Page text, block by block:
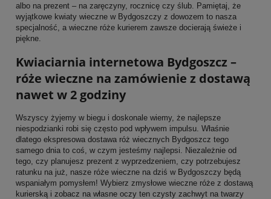
albo na prezent – na zaręczyny, rocznicę czy ślub. Pamiętaj, że
wyjątkowe kwiaty wieczne w Bydgoszczy z dowozem to nasza
specjalność, a wieczne róże kurierem zawsze docierają świeże i
piękne.
Kwiaciarnia internetowa Bydgoszcz –
róże wieczne na zamówienie z dostawą
nawet w 2 godziny
Wszyscy żyjemy w biegu i doskonale wiemy, że najlepsze
niespodzianki robi się często pod wpływem impulsu. Właśnie
dlatego ekspresowa dostawa róż wiecznych Bydgoszcz tego
samego dnia to coś, w czym jesteśmy najlepsi. Niezależnie od
tego, czy planujesz prezent z wyprzedzeniem, czy potrzebujesz
ratunku na już, nasze róże wieczne na dziś w Bydgoszczy będą
wspaniałym pomysłem! Wybierz zmysłowe wieczne róże z dostawą
kurierską i zobacz na własne oczy ten czysty zachwyt na twarzy